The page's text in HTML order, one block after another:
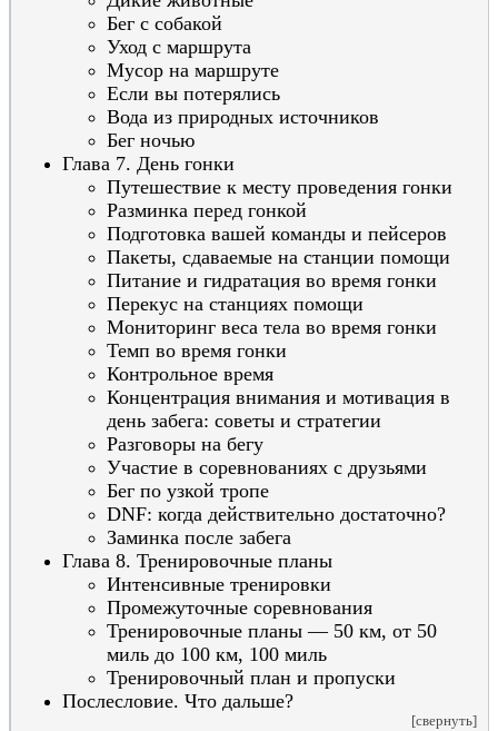
Бег с собакой
Уход с маршрута
Мусор на маршруте
Если вы потерялись
Вода из природных источников
Бег ночью
Глава 7. День гонки
Путешествие к месту проведения гонки
Разминка перед гонкой
Подготовка вашей команды и пейсеров
Пакеты, сдаваемые на станции помощи
Питание и гидратация во время гонки
Перекус на станциях помощи
Мониторинг веса тела во время гонки
Темп во время гонки
Контрольное время
Концентрация внимания и мотивация в
день забега: советы и стратегии
Разговоры на бегу
Участие в соревнованиях с друзьями
Бег по узкой тропе
DNF: когда действительно достаточно?
Заминка после забега
Глава 8. Тренировочные планы
Интенсивные тренировки
Промежуточные соревнования
Тренировочные планы — 50 км, от 50
миль до 100 км, 100 миль
Тренировочный план и пропуски
Послесловие. Что дальше?
[свернуть]